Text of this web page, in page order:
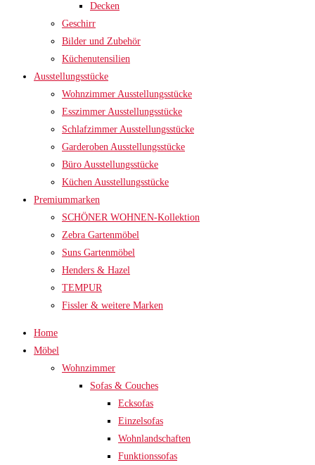
Decken
Geschirr
Bilder und Zubehör
Küchenutensilien
Ausstellungsstücke
Wohnzimmer Ausstellungsstücke
Esszimmer Ausstellungsstücke
Schlafzimmer Ausstellungsstücke
Garderoben Ausstellungsstücke
Büro Ausstellungsstücke
Küchen Ausstellungsstücke
Premiummarken
SCHÖNER WOHNEN-Kollektion
Zebra Gartenmöbel
Suns Gartenmöbel
Henders & Hazel
TEMPUR
Fissler & weitere Marken
Home
Möbel
Wohnzimmer
Sofas & Couches
Ecksofas
Einzelsofas
Wohnlandschaften
Funktionssofas